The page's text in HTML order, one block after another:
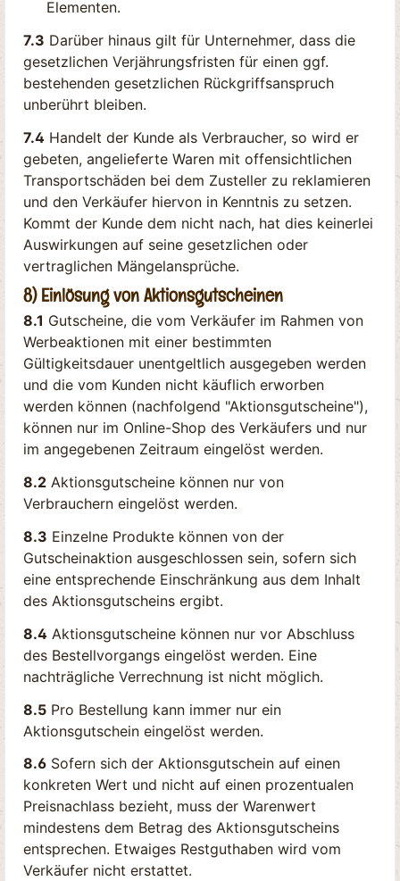
Elementen.
7.3 Darüber hinaus gilt für Unternehmer, dass die
gesetzlichen Verjährungsfristen für einen ggf.
bestehenden gesetzlichen Rückgriffsanspruch
unberührt bleiben.
7.4 Handelt der Kunde als Verbraucher, so wird er
gebeten, angelieferte Waren mit offensichtlichen
Transportschäden bei dem Zusteller zu reklamieren
und den Verkäufer hiervon in Kenntnis zu setzen.
Kommt der Kunde dem nicht nach, hat dies keinerlei
Auswirkungen auf seine gesetzlichen oder
vertraglichen Mängelansprüche.
8) Einlösung von Aktionsgutscheinen
8.1 Gutscheine, die vom Verkäufer im Rahmen von
Werbeaktionen mit einer bestimmten
Gültigkeitsdauer unentgeltlich ausgegeben werden
und die vom Kunden nicht käuflich erworben
werden können (nachfolgend "Aktionsgutscheine"),
können nur im Online-Shop des Verkäufers und nur
im angegebenen Zeitraum eingelöst werden.
8.2 Aktionsgutscheine können nur von
Verbrauchern eingelöst werden.
8.3 Einzelne Produkte können von der
Gutscheinaktion ausgeschlossen sein, sofern sich
eine entsprechende Einschränkung aus dem Inhalt
des Aktionsgutscheins ergibt.
8.4 Aktionsgutscheine können nur vor Abschluss
des Bestellvorgangs eingelöst werden. Eine
nachträgliche Verrechnung ist nicht möglich.
8.5 Pro Bestellung kann immer nur ein
Aktionsgutschein eingelöst werden.
8.6 Sofern sich der Aktionsgutschein auf einen
konkreten Wert und nicht auf einen prozentualen
Preisnachlass bezieht, muss der Warenwert
mindestens dem Betrag des Aktionsgutscheins
entsprechen. Etwaiges Restguthaben wird vom
Verkäufer nicht erstattet.